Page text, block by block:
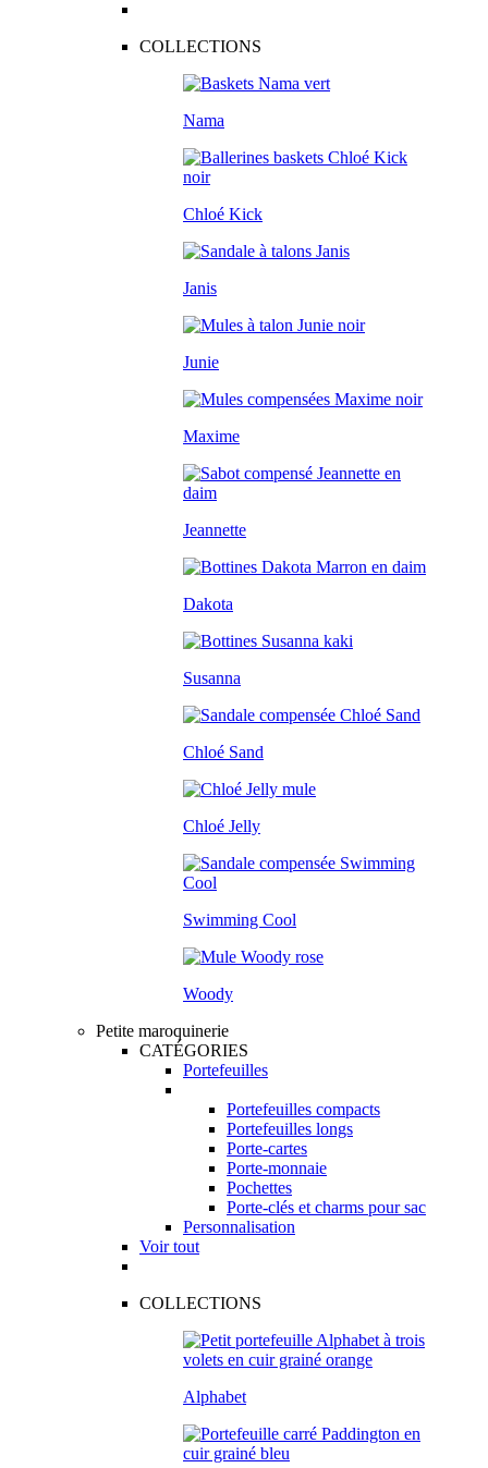
COLLECTIONS
Nama
Chloé Kick
Janis
Junie
Maxime
Jeannette
Dakota
Susanna
Chloé Sand
Chloé Jelly
Swimming Cool
Woody
Petite maroquinerie
CATÉGORIES
Portefeuilles
Portefeuilles compacts
Portefeuilles longs
Porte-cartes
Porte-monnaie
Pochettes
Porte-clés et charms pour sac
Personnalisation
Voir tout
COLLECTIONS
Alphabet